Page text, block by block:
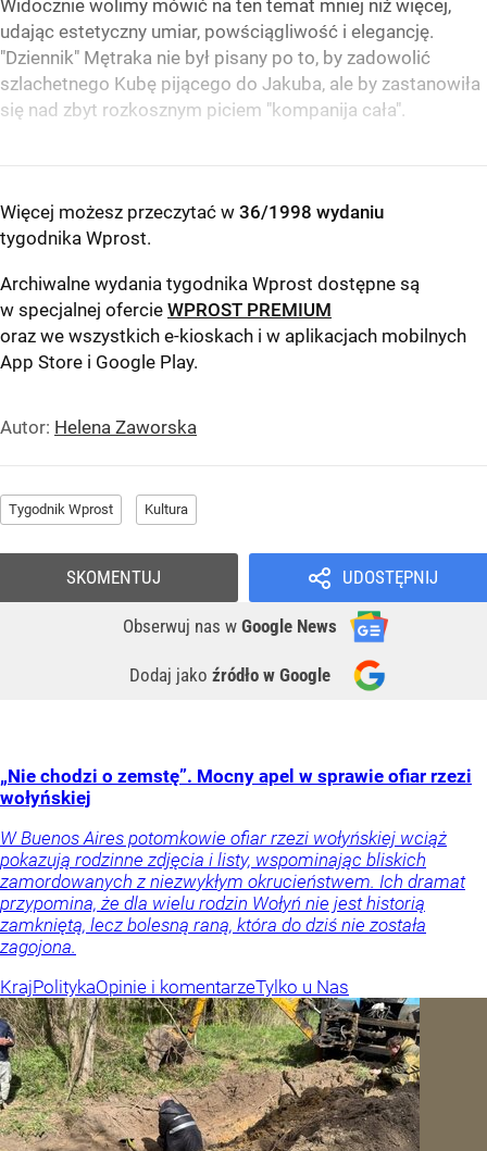
Widocznie wolimy mówić na ten temat mniej niż więcej,
udając estetyczny umiar, powściągliwość i elegancję.
"Dziennik" Mętraka nie był pisany po to, by zadowolić
szlachetnego Kubę pijącego do Jakuba, ale by zastanowiła
się nad zbyt rozkosznym piciem "kompanija cała".
Więcej możesz przeczytać w 36/1998 wydaniu
tygodnika Wprost.
Archiwalne wydania tygodnika Wprost dostępne są
w specjalnej ofercie WPROST PREMIUM
oraz we wszystkich e-kioskach i w aplikacjach mobilnych
App Store i Google Play.
Autor: Helena Zaworska
Tygodnik Wprost Kultura
UDOSTĘPNIJ
Obserwuj nas w Google News
Dodaj jako źródło w Google
SKOMENTUJ
„Nie chodzi o zemstę”. Mocny apel w sprawie ofiar rzezi
wołyńskiej
W Buenos Aires potomkowie ofiar rzezi wołyńskiej wciąż
pokazują rodzinne zdjęcia i listy, wspominając bliskich
zamordowanych z niezwykłym okrucieństwem. Ich dramat
przypomina, że dla wielu rodzin Wołyń nie jest historią
zamkniętą, lecz bolesną raną, która do dziś nie została
zagojona.
KrajPolitykaOpinie i komentarzeTylko u Nas